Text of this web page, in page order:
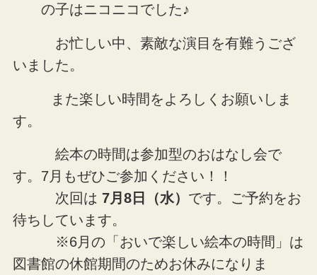
の子はニコニコでした♪
お忙しい中、素敵な演目を有難うござ
いました。
また楽しい時間をよろしくお願いしま
す。
絵本の時間は参加型のおはなし会で
す。7月もぜひご参加ください！！
次回は 7月8日（水） です。ご予約をお
待ちしています。
※6月の「おいで楽しい絵本の時間」は
図書館の休館期間のためお休みになりま